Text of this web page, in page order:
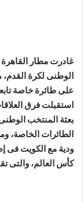
غادرت مطار القاهرة
الوطنى لكرة القدم،
على طائرة خاصة
استقبلت فرق
الطائرات الخاصة،
ودية مع الكويت فى
كأس العالم، والتى